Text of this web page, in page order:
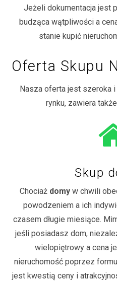
Jeżeli dokumentacja jest
budząca wątpliwości a
stanie kupić
Oferta Skupu
Nasza oferta jest szeroka
rynku, zawiera
Skup
Chociaż domyw chwili
powodzeniem a ich
czasem długie miesiące.
jeśli posiadasz dom,
wielopiętrowy a cena
nieruchomość poprzez
jest kwestią ceny i